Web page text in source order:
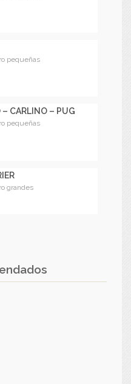
pequeñas
– CARLINO – PUG
pequeñas
grandes